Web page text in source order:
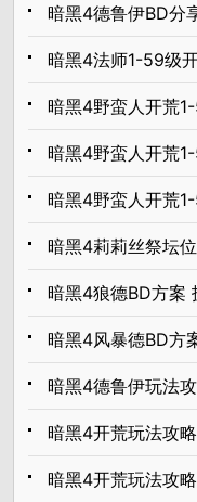
暗黑4德鲁伊BD分享
暗黑4法师1-59级开荒攻略
暗黑4野蛮人开荒1-50级 扬
暗黑4野蛮人开荒1-50
暗黑4野蛮人开荒1-50级
暗黑4莉莉丝祭坛位置汇总
暗黑4狼德BD方案 技
暗黑4风暴德BD方案
暗黑4德鲁伊玩法
暗黑4开荒玩法攻
暗黑4开荒玩法攻略